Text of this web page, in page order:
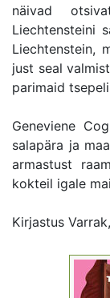
näivad
Liechtensteini
Liechtenstein,
just seal
parimaid
Geneviene
salapära ja
armastust
kokteil igale
Kirjastus